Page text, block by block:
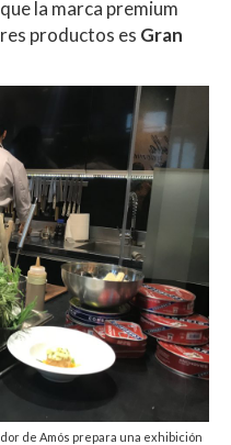
la marca premium
productos es Gran
de Amós prepara una exhibición